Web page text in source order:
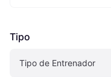
Tipo
Tipo de Entrenador